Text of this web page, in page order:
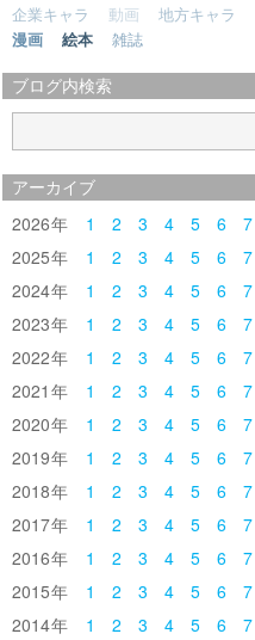
企業キャラ
動画 地方キャラ
漫画
絵本 雑誌
ブログ内検索
アーカイブ
2026 1 2 3 4 5 6
7
2025
1 2 3 4 5 6 7
2024
1 2 3 4 5 6 7
2023
1 2 3 4 5 6 7
2022
1 2 3 4 5 6 7
2021
1 2 3 4 5 6 7
2020
1 2 3 4 5 6 7
2019
1 2 3 4 5 6 7
2018
1 2 3 4 5 6 7
2017
1 2 3 4 5 6 7
2016
1 2 3 4 5 6 7
2015
1 2 3 4 5 6 7
2014
1 2 3 4 5 6 7